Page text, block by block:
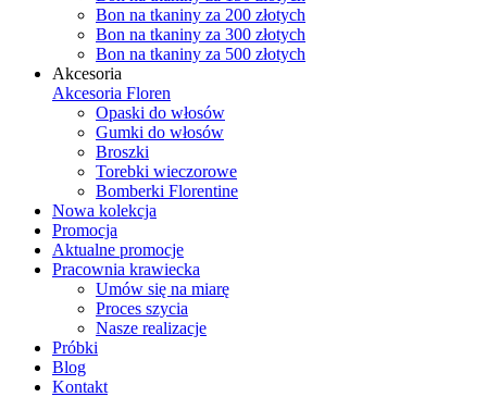
Bon na tkaniny za 200 złotych
Bon na tkaniny za 300 złotych
Bon na tkaniny za 500 złotych
Akcesoria
Akcesoria Floren
Opaski do włosów
Gumki do włosów
Broszki
Torebki wieczorowe
Bomberki Florentine
Nowa kolekcja
Promocja
Aktualne promocje
Pracownia krawiecka
Umów się na miarę
Proces szycia
Nasze realizacje
Próbki
Blog
Kontakt